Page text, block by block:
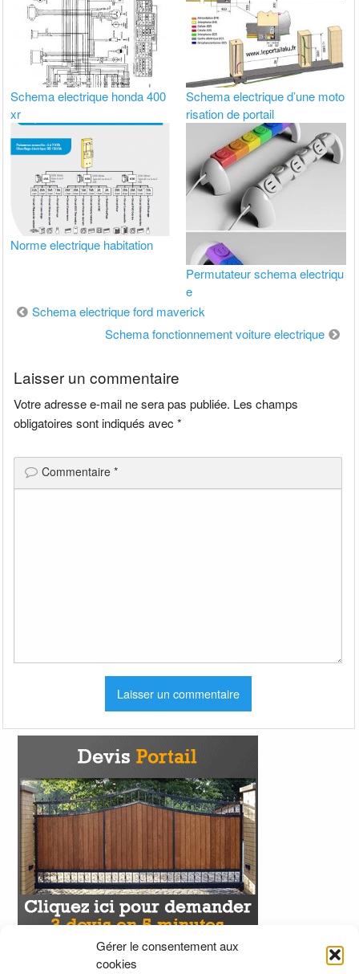
Gérer le consentement aux
cookies
Schema electrique honda 400
xr
Schema electrique d’une moto
risation de portail
Norme electrique habitation
Permutateur schema electriqu
e
Navigation
Schema electrique ford maverick
Schema fonctionnement voiture electrique
Laisser un commentaire
Votre adresse e-mail ne sera pas publiée. Les champs
obligatoires sont indiqués avec*
Commentaire*